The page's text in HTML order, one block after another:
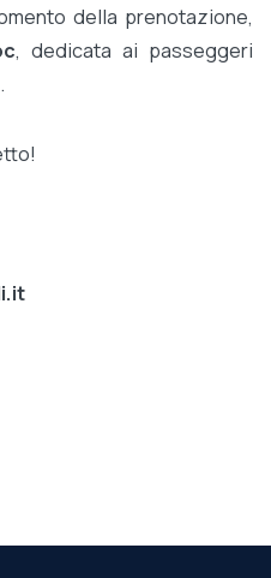
della prenotazione,
, dedicata ai passeggeri